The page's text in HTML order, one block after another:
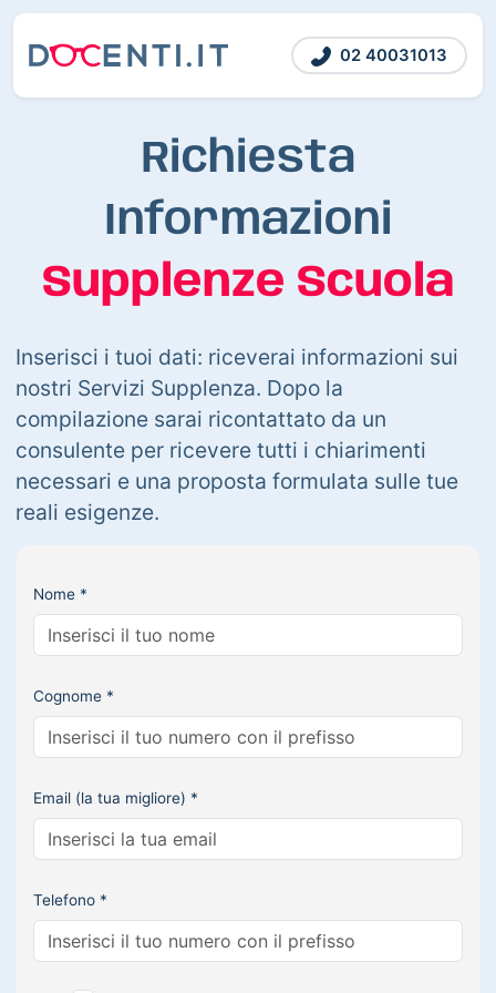
02 40031013
Richiesta
Informazioni
Supplenze Scuola
Inserisci i tuoi dati: riceverai informazioni sui
nostri Servizi Supplenza. Dopo la
compilazione sarai ricontattato da un
consulente per ricevere tutti i chiarimenti
necessari e una proposta formulata sulle tue
reali esigenze.
Nome *
Cognome *
Email (la tua migliore) *
Telefono *